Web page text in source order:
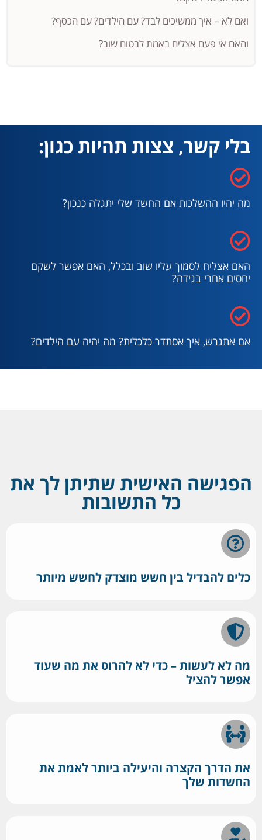
ואם לא – איך ממשיכים לבד? עם הילדים? עם הכסף?
והאם אי פעם אצליח באמת לבטוח שוב?
בלי קשר, צצות תהיות כגון:
מה יהיו ההשלכות אם החשד שלי יתגלה כנכון?
האם אצליח לסמוך עליו שוב ובכלל, האם אפשר לשקם
יחסים אחרי בגידה?
אם אתגרש, איך אסתדר כלכלית? מה יהיה עם הילדים?
הפגישה האישית שתיתן לך את
כל התשובות
כלים להבדיל בין חשש מוצדק לחשש מיותר
מה לא לעשות – כדי לא להרוס את מה שעוד
אפשר להציל
את הדרך הקצרה והיעילה ביותר לאמת את
החשדות שלך